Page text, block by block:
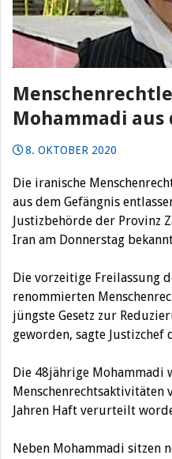
Mohammadi
8. OKTOBER 2020
Die iranische
aus dem Gefängnis
Justizbehörde der Provinz
Iran am Donnerstag
Die vorzeitige Freilassung
renommierten
jüngste Gesetz zur
geworden, sagte Justizchef
Die 48jährige Mohammadi
Menschenrechtsaktivitäten
Jahren Haft verurteilt
Neben Mohammadi sitzen